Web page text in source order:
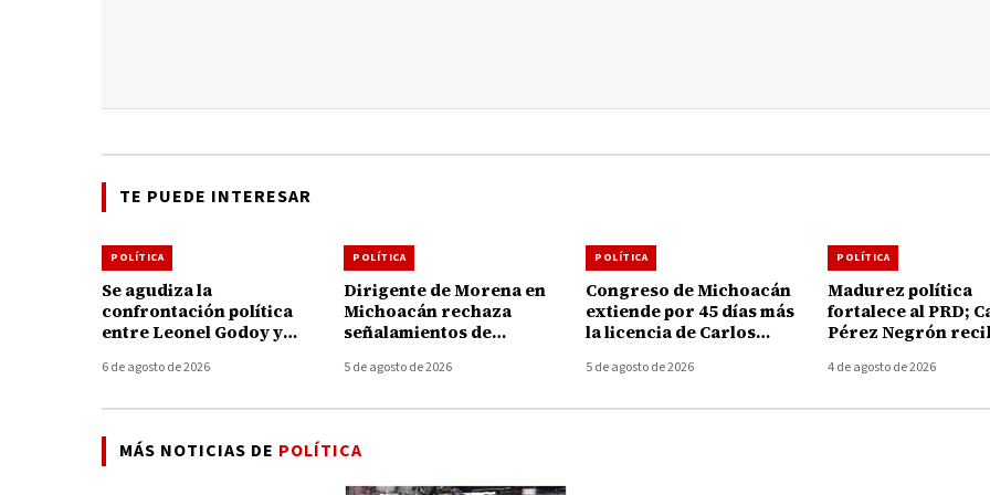
TE PUEDE INTERESAR
POLÍTICA
Se agudiza la
confrontación política
entre Leonel Godoy y
acusaciones y anuncian
6 de agosto de 2026
POLÍTICA
Dirigente de Morena en
Michoacán rechaza
señalamientos de
pide no politizar asesinato
5 de agosto de 2026
POLÍTICA
Congreso de Michoacán
extiende por 45 días más
la licencia de Carlos
FGE
5 de agosto de 2026
POLÍTICA
Madurez política
fortalece al PRD;
Pérez Negrón
promotora para
Tiquicheo
4 de agosto de 2026
MÁS NOTICIAS DE POLÍTICA